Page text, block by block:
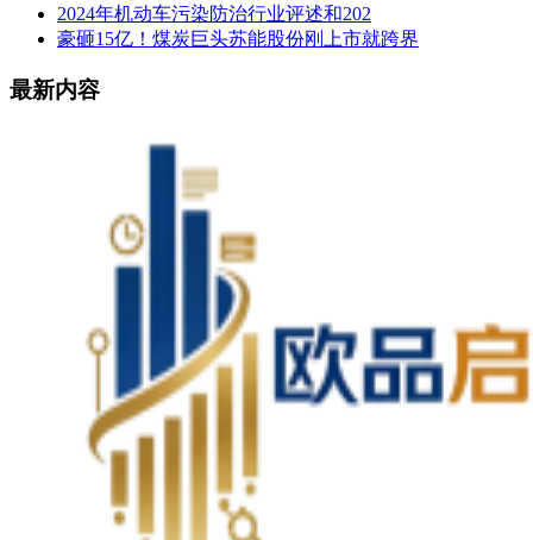
2024年机动车污染防治行业评述和202
豪砸15亿！煤炭巨头苏能股份刚上市就跨界
最新内容